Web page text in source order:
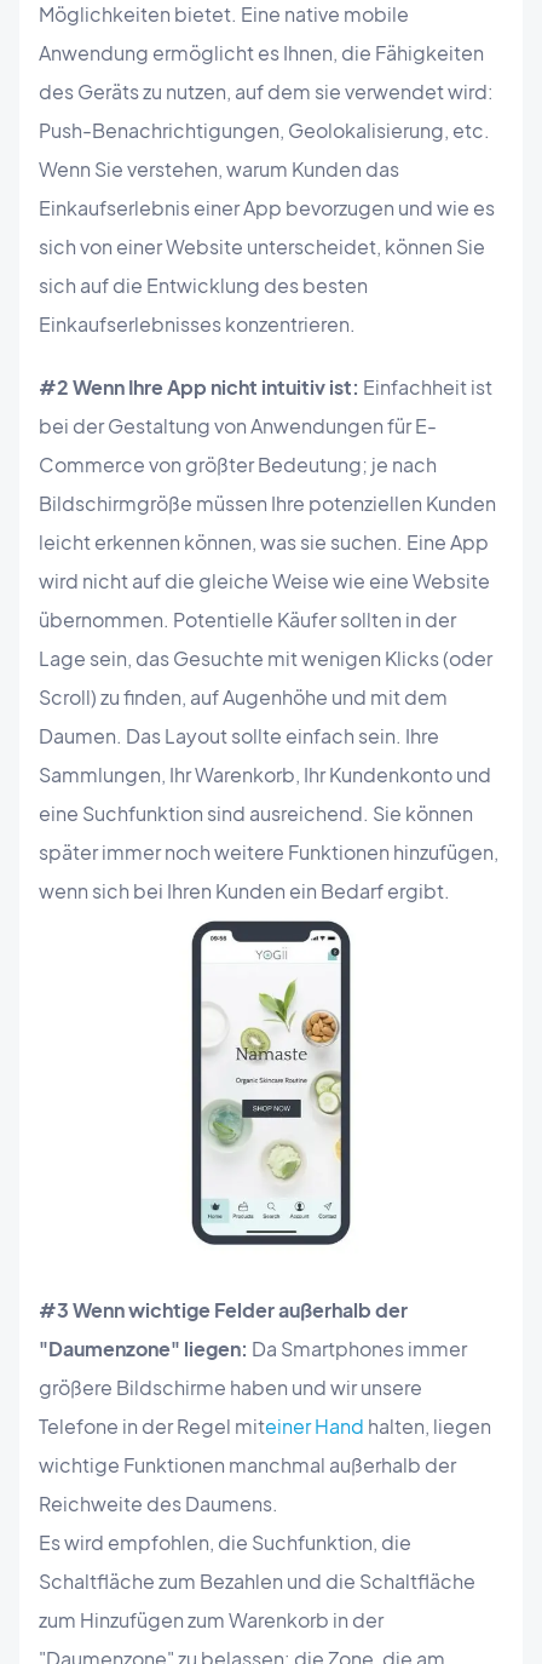
Möglichkeiten bietet. Eine native mobile
Anwendung ermöglicht es Ihnen, die Fähigkeiten
des Geräts zu nutzen, auf dem sie verwendet wird:
Push-Benachrichtigungen, Geolokalisierung, etc.
Wenn Sie verstehen, warum Kunden das
Einkaufserlebnis einer App bevorzugen und wie es
sich von einer Website unterscheidet, können Sie
sich auf die Entwicklung des besten
Einkaufserlebnisses konzentrieren.
#2 Wenn Ihre App nicht intuitiv ist: Einfachheit ist
bei der Gestaltung von Anwendungen für E-
Commerce von größter Bedeutung; je nach
Bildschirmgröße müssen Ihre potenziellen Kunden
leicht erkennen können, was sie suchen. Eine App
wird nicht auf die gleiche Weise wie eine Website
übernommen. Potentielle Käufer sollten in der
Lage sein, das Gesuchte mit wenigen Klicks (oder
Scroll) zu finden, auf Augenhöhe und mit dem
Daumen. Das Layout sollte einfach sein. Ihre
Sammlungen, Ihr Warenkorb, Ihr Kundenkonto und
eine Suchfunktion sind ausreichend. Sie können
später immer noch weitere Funktionen hinzufügen,
wenn sich bei Ihren Kunden ein Bedarf ergibt.
#3 Wenn wichtige Felder außerhalb der
"Daumenzone" liegen: Da Smartphones immer
größere Bildschirme haben und wir unsere
Telefone in der Regel miteiner Hand halten, liegen
wichtige Funktionen manchmal außerhalb der
Reichweite des Daumens.
Es wird empfohlen, die Suchfunktion, die
Schaltfläche zum Bezahlen und die Schaltfläche
zum Hinzufügen zum Warenkorb in der
"Daumenzone" zu belassen: die Zone, die am